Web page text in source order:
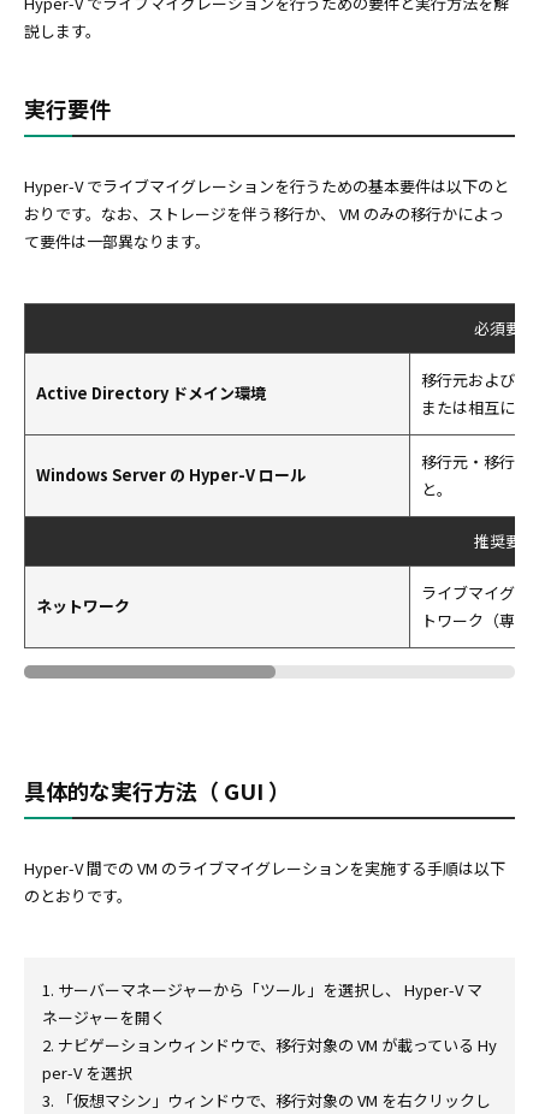
説します。
実行要件
Hyper-V でライブマイグレーションを行うための基本要件は以下のと
おりです。なお、ストレージを伴う移行か、 VM のみの移行かによっ
て要件は一部異なります。
必須要件
Active Directory ドメイン環境
移行元および移
または相互に信
Windows Server の Hyper-V ロール
移行元・移行先
と。
推奨要件
ネットワーク
ライブマイグレ
トワーク（専
具体的な実行方法（ GUI ）
Hyper-V 間での VM のライブマイグレーションを実施する手順は以下
のとおりです。
1. サーバーマネージャーから「ツール」を選択し、 Hyper-V マ
ネージャーを開く
2. ナビゲーションウィンドウで、移行対象の VM が載っている Hy
per-V を選択
3. 「仮想マシン」ウィンドウで、移行対象の VM を右クリックし